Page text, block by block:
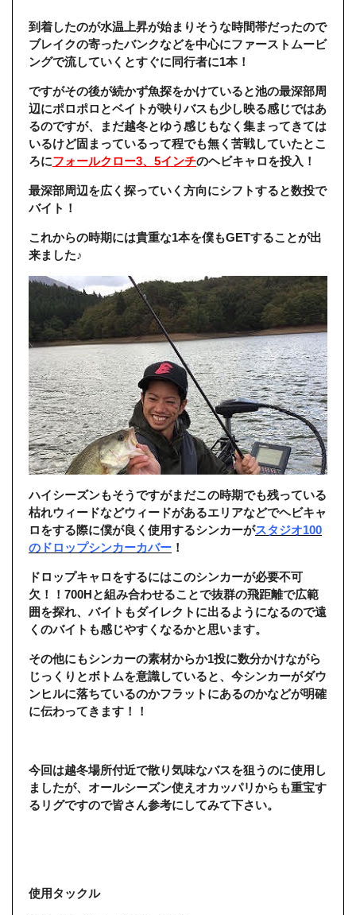
到着したのが水温上昇が始まりそうな時間帯だったので
ブレイクの寄ったバンクなどを中心にファーストムービ
ングで流していくとすぐに同行者に1本！
ですがその後が続かず魚探をかけていると池の最深部周
辺にポロポロとベイトが映りバスも少し映る感じではあ
るのですが、まだ越冬とゆう感じもなく集まってきては
いるけど固まっているって程でも無く苦戦していたとこ
ろにフォールクロー3、5インチのヘビキャロを投入！
最深部周辺を広く探っていく方向にシフトすると数投で
バイト！
これからの時期には貴重な1本を僕もGETすることが出
来ました♪
ハイシーズンもそうですがまだこの時期でも残っている
枯れウィードなどウィードがあるエリアなどでヘビキャ
ロをする際に僕が良く使用するシンカーがスタジオ100
のドロップシンカーカバー ！
ドロップキャロをするにはこのシンカーが必要不可
欠！！700Hと組み合わせることで抜群の飛距離で広範
囲を探れ、バイトもダイレクトに出るようになるので遠
くのバイトも感じやすくなるかと思います。
その他にもシンカーの素材からか1投に数分かけながら
じっくりとボトムを意識していると、今シンカーがダウ
ンヒルに落ちているのかフラットにあるのかなどが明確
に伝わってきます！！
今回は越冬場所付近で散り気味なバスを狙うのに使用し
ましたが、オールシーズン使えオカッパリからも重宝す
るリグですので皆さん参考にしてみて下さい。
使用タックル